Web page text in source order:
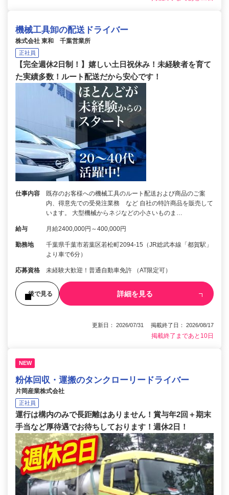
機械工具卸の配送ドライバー
株式会社 東和 千葉営業所
正社員
【完全週休2日制！】嬉しい土日祝休み！未経験者を育て
た実績多数！ルート配送だから安心です！
仕事内容
既存のお客様への機械工具のルート配送および商品のご案
内、得意先での受発注業務 など 自社の特許商品を販売して
います。 大型機械からネジなどの小さいものま…
給与 月給2400,000円～400,000円
勤務地
千葉県千葉市若葉区若松町2094-15（JR総武本線「都賀駅」
より車で6分）
応募資格 未経験大歓迎！普通自動車免許 （AT限定可）
後で見る 詳細を見る
更新日： 2026/07/31 掲載終了日： 2026/08/17
掲載終了まであと10日
NEW
粉体回収・運搬のタンクローリードライバー
片岡産業株式会社
正社員
運行は構内のみで長距離はありません！賞与年2回＋期末
手当など厚待遇でお待ちしております！週休2日！